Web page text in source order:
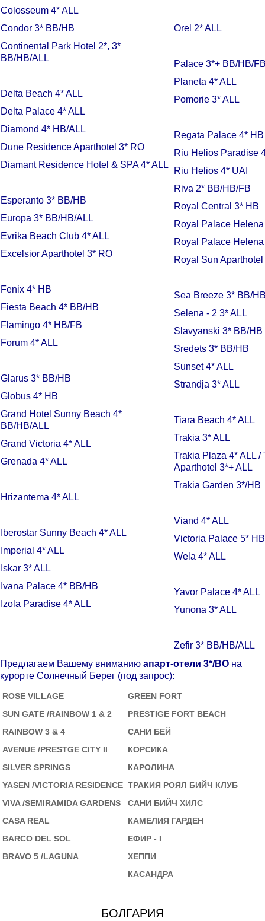
Colosseum 4* ALL
Condor 3* BB/HB
Continental Park Hotel 2*, 3*
BB/HB/ALL
Delta Beach 4* ALL
Delta Palace 4* ALL
Diamond 4* HB/ALL
Dune Residence Aparthotel 3* RO
Diamant Residence Hotel & SPA 4* ALL
Esperanto 3* BB/HB
Europa 3* BB/HB/ALL
Evrika Beach Club 4* ALL
Excelsior Aparthotel 3* RO
Fenix 4* HB
Fiesta Beach 4* BB/HB
Flamingo 4* HB/FB
Forum 4* ALL
Glarus 3* BB/HB
Globus 4* HB
Grand Hotel Sunny Beach 4*
BB/HB/ALL
Grand Victoria 4* ALL
Grenada 4* ALL
Hrizantema 4* ALL
Iberostar Sunny Beach 4* ALL
Imperial 4* ALL
Iskar 3* ALL
Ivana Palace 4* BB/HB
Izola Paradise 4* ALL
Orel 2* ALL
Palace 3*+ BB/HB/
Planeta 4* ALL
Pomorie 3* ALL
Regata Palace 4* HB
Riu Helios Paradise
Riu Helios 4* UAI
Riva 2* BB/HB/FB
Royal Central 3* HB
Royal Palace
Royal Palace
Royal Sun
Sea Breeze 3* BB/
Selena - 2 3* ALL
Slavyanski 3* BB/HB
Sredets 3* BB/HB
Sunset 4* ALL
Strandja 3* ALL
Tiara Beach 4* ALL
Trakia 3* ALL
Trakia Plaza 4* ALL /
Aparthotel 3*+ ALL
Trakia Garden 3*/НВ
Viand 4* ALL
Victoria Palace 5*
Wela 4* ALL
Yavor Palace 4* ALL
Yunona 3* ALL
Zefir 3* BB/HB/ALL
Предлагаем Вашему вниманию апарт-отели 3*/BO на
курорте Солнечный Берег (под запрос):
ROSE VILLAGE
SUN GATE /RAINBOW 1 & 2
RAINBOW 3 & 4
AVENUE /PRESTGE CITY II
SILVER SPRINGS
YASEN /VICTORIA RESIDENCE
VIVA /SEMIRAMIDA GARDENS
CASA REAL
BARCO DEL SOL
BRAVO 5 /LAGUNA
GREEN FORT
PRESTIGE FORT BEACH
САНИ БЕЙ
КОРСИКА
КАРОЛИНА
ТРАКИЯ РОЯЛ БИЙЧ КЛУБ
САНИ БИЙЧ ХИЛС
КАМЕЛИЯ ГАРДЕН
ЕФИР - I
ХЕППИ
КАСАНДРА
БОЛГАРИЯ